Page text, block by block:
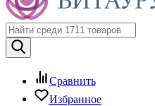
Сравнить
Избранное